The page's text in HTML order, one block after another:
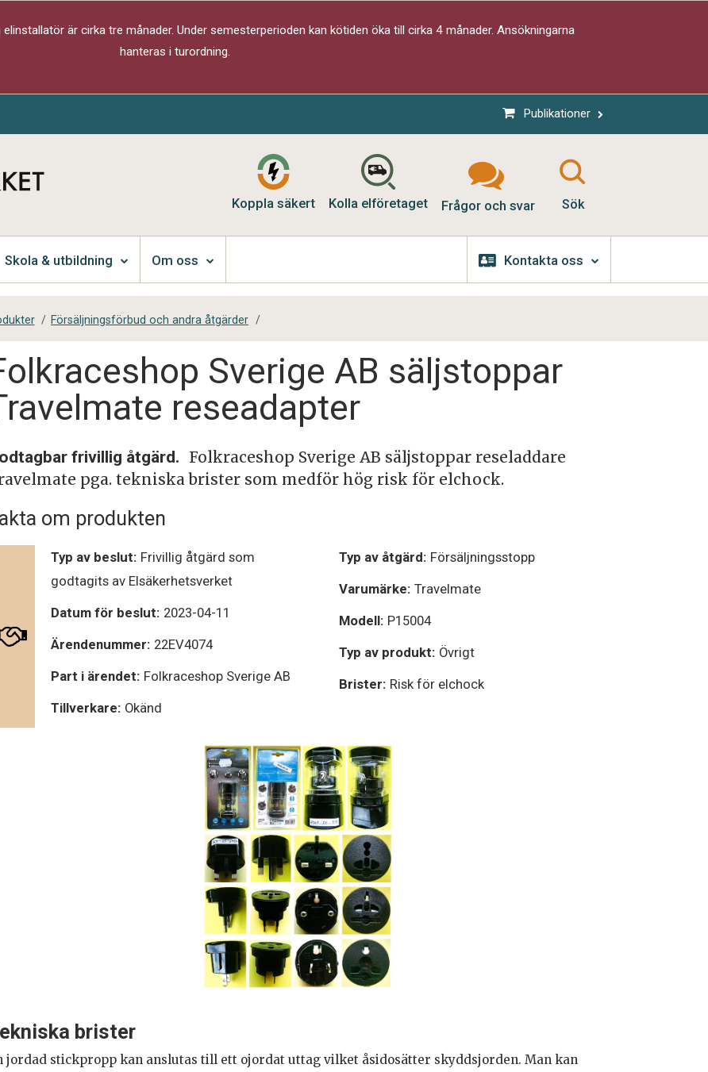
är cirka tre månader. Under semesterperioden kan kötiden öka till cirka 4 månader. Ansökningarna
hanteras i turordning.
Publikationer
Koppla säkert Kolla elföretaget Frågor och svar Sök
Skola & utbildning Om oss Kontakta oss
/ Försäljningsförbud och andra åtgärder /
Sverige AB säljstoppar
reseadapter
frivillig åtgärd. Folkraceshop Sverige AB säljstoppar reseladdare
pga. tekniska brister som medför hög risk för elchock.
om produkten
Typ av beslut: Frivillig åtgärd som
godtagits av Elsäkerhetsverket
Datum för beslut: 2023-04-11
Ärendenummer: 22EV4074
Part i ärendet: Folkraceshop Sverige AB
Tillverkare: Okänd
Typ av åtgärd: Försäljningsstopp
Varumärke: Travelmate
Modell: P15004
Typ av produkt: Övrigt
Brister: Risk för elchock
brister
jordad stickpropp kan anslutas till ett ojordat uttag vilket åsidosätter skyddsjorden. Man kan